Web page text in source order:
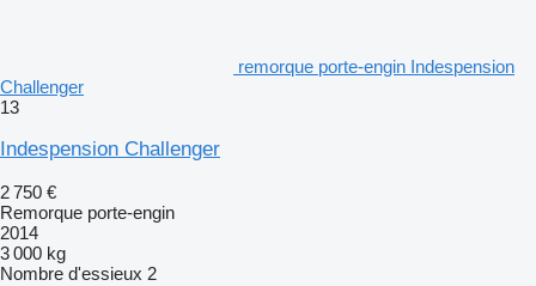
remorque porte-engin Indespension
Challenger
13
Indespension Challenger
2 750 €
Remorque porte-engin
2014
3 000 kg
Nombre d'essieux 2